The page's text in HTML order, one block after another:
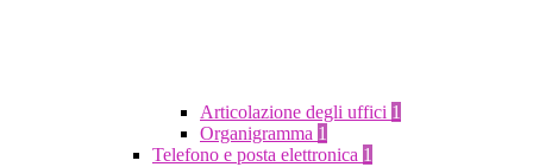
Articolazione degli uffici 1
Organigramma 1
Telefono e posta elettronica 1